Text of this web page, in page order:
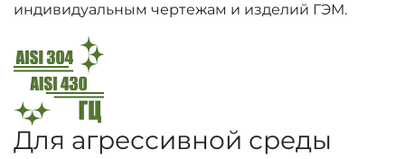
индивидуальным чертежам и изделий ГЭМ.
Для агрессивной среды